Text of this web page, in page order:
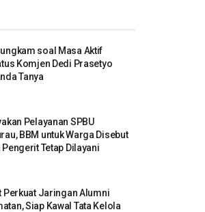
soal Masa Aktif
Komjen Dedi Prasetyo
Tanya
Pelayanan SPBU
BBM untuk Warga Disebut
Tetap Dilayani
Perkuat Jaringan Alumni
Siap Kawal Tata Kelola